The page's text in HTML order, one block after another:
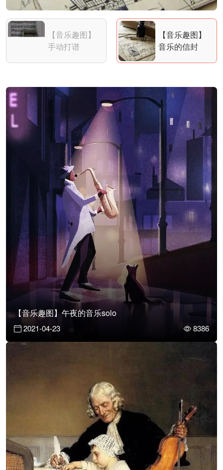
【女神节快
乐】愿你：如
花...
Rochester乐
队
【音乐趣图】午夜的音乐solo
2021-04-23 8386